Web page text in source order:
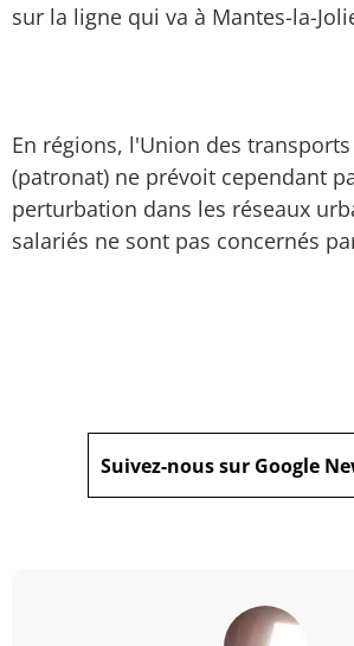
sur la ligne qui va à Mantes-la-
En régions, l'Union des
(patronat) ne prévoit cependant
perturbation dans les réseaux
salariés ne sont pas concernés
Suivez-nous sur Google